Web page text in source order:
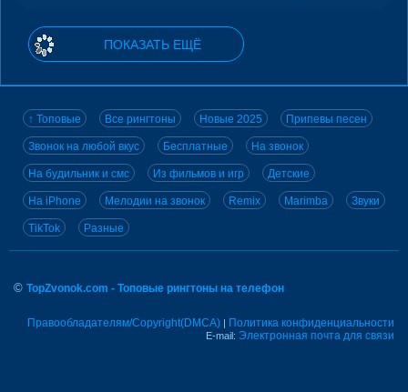
ПОКАЗАТЬ ЕЩЁ
↑ Топовые Все рингтоны Новые 2025 Припевы песен
Звонок на любой вкус Бесплатные На звонок
На будильник и смс Из фильмов и игр Детские
На iPhone Мелодии на звонок Remix Marimba Звуки
TikTok Разные
© TopZvonok.com - Топовые рингтоны на телефон
Правообладателям/Copyright(DMCA) | Политика конфиденциальности
E-mail: Электронная почта для связи